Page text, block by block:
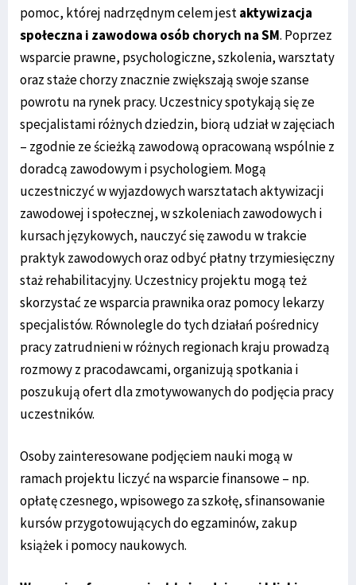
pomoc, której nadrzędnym celem jestaktywizacja
społeczna i zawodowa osób chorych na SM. Poprzez
wsparcie prawne, psychologiczne, szkolenia, warsztaty
oraz staże chorzy znacznie zwiększają swoje szanse
powrotu na rynek pracy. Uczestnicy spotykają się ze
specjalistami różnych dziedzin, biorą udział w zajęciach
– zgodnie ze ścieżką zawodową opracowaną wspólnie z
doradcą zawodowym i psychologiem. Mogą
uczestniczyć w wyjazdowych warsztatach aktywizacji
zawodowej i społecznej, w szkoleniach zawodowych i
kursach językowych, nauczyć się zawodu w trakcie
praktyk zawodowych oraz odbyć płatny trzymiesięczny
staż rehabilitacyjny. Uczestnicy projektu mogą też
skorzystać ze wsparcia prawnika oraz pomocy lekarzy
specjalistów. Równolegle do tych działań pośrednicy
pracy zatrudnieni w różnych regionach kraju prowadzą
rozmowy z pracodawcami, organizują spotkania i
poszukują ofert dla zmotywowanych do podjęcia pracy
uczestników.
Osoby zainteresowane podjęciem nauki mogą w
ramach projektu liczyć na wsparcie finansowe – np.
opłatę czesnego, wpisowego za szkołę, sfinansowanie
kursów przygotowujących do egzaminów, zakup
książek i pomocy naukowych.